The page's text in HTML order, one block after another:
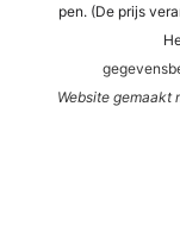
pen. (De prijs
Web­site gema­akt